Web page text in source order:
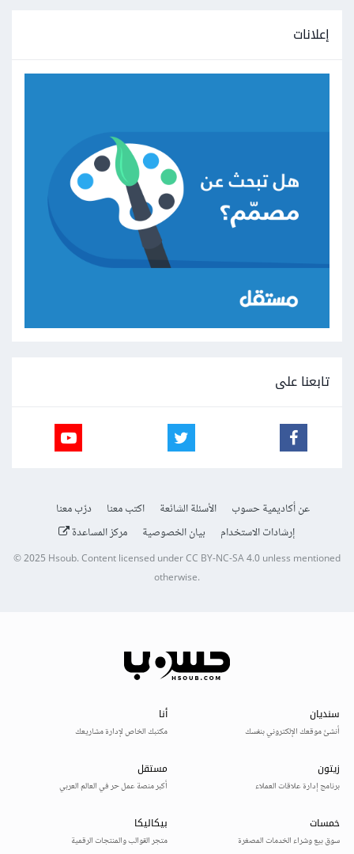
علوم الحاسب وقد تم التحدث عنها في النقاشات التالية وعن
إعلانات
تابعنا على
عن أكاديمية حسوب الأسئلة الشائعة اكتب معنا
درّب معنا
إرشادات الاستخدام
بيان الخصوصية مركز المساعدة
© 2025Hsoub.Content licensed underCC BY-NC-SA 4.0unless mentioned
otherwise.